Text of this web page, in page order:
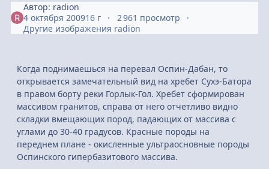
Автор: radion
4 октября 200916 г
2 961 просмотр
Другие изображения radion
Когда поднимаешься на перевал Оспин-Дабан, то
открывается замечательный вид на хребет Сухэ-Батора
в правом борту реки Горлык-Гол. Хребет сформирован
массивом гранитов, справа от него отчетливо видно
складки вмещающих пород, падающих от массива с
углами до 30-40 градусов. Красные породы на
переднем плане - окисленные ультраосновные породы
Оспинского гипербазитового массива.